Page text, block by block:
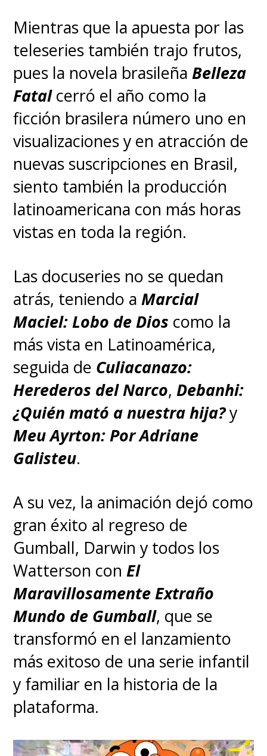
Mientras que la apuesta por las
teleseries también trajo frutos,
pues la novela brasileñaBelleza
Fatal cerró el año como la
ficción brasilera número uno en
visualizaciones y en atracción de
nuevas suscripciones en Brasil,
siento también la producción
latinoamericana con más horas
vistas en toda la región.
Las docuseries no se quedan
atrás, teniendo a Marcial
Maciel: Lobo de Dios como la
más vista en Latinoamérica,
seguida de Culiacanazo:
Herederos del Narco,Debanhi:
¿Quién mató a nuestra hija?y
Meu Ayrton: Por Adriane
Galisteu.
A su vez, la animación dejó como
gran éxito al regreso de
Gumball, Darwin y todos los
Watterson conEl
Maravillosamente Extraño
Mundo de Gumball, que se
transformó en el lanzamiento
más exitoso de una serie infantil
y familiar en la historia de la
plataforma.